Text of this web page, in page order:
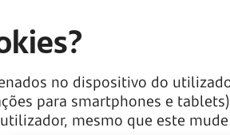
no dispositivo do
para smartphones e
mesmo que este